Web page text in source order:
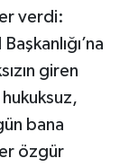
verdi:
giren
bana
özgür